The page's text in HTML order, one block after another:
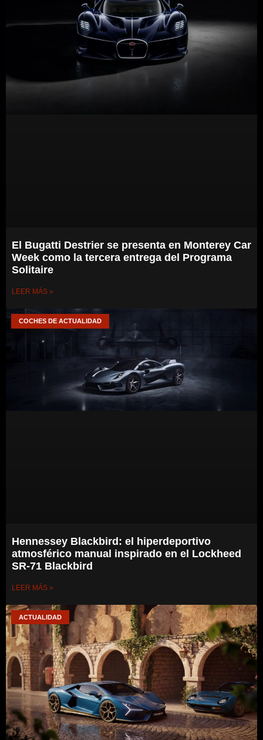
El Bugatti Destrier se presenta en Monterey Car
Week como la tercera entrega del Programa
Solitaire
LEER MÁS »
COCHES DE ACTUALIDAD
Hennessey Blackbird: el hiperdeportivo
atmosférico manual inspirado en el Lockheed
SR-71 Blackbird
LEER MÁS »
ACTUALIDAD